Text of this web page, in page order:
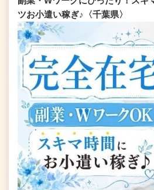
ツお小遣い稼ぎ♪〈千葉県〉